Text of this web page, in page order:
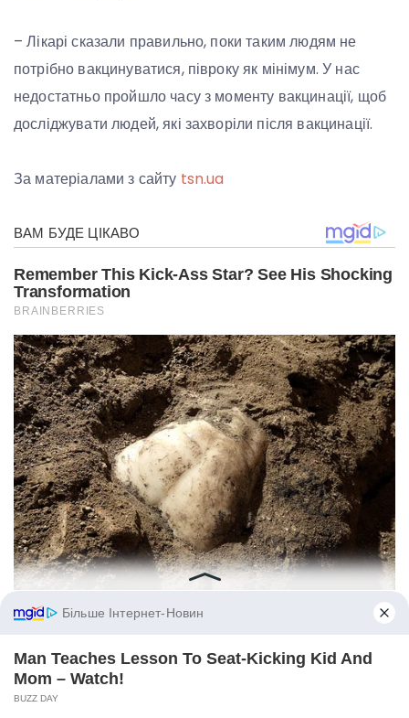
– Лікарі сказали правильно, поки таким людям не
потрібно вакцинуватися, півроку як мінімум. У нас
недостатньо пройшло часу з моменту вакцинації, щоб
досліджувати людей, які захворіли після вакцинації.
За матеріалами з сайту tsn.ua